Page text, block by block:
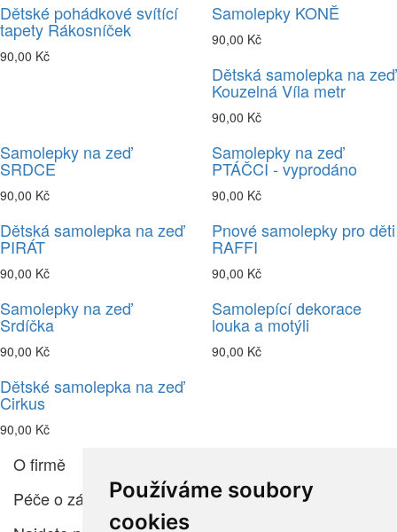
Používáme soubory
cookies
Dětské pohádkové svítící
tapety Rákosníček
90,00 Kč
Samolepky KONĚ
90,00 Kč
Dětská samolepka na zeď
Kouzelná Víla metr
90,00 Kč
Samolepky na zeď
SRDCE
90,00 Kč
Samolepky na zeď
PTÁČCI - vyprodáno
90,00 Kč
Dětská samolepka na zeď
PIRÁT
90,00 Kč
Pnové samolepky pro děti
RAFFI
90,00 Kč
Samolepky na zeď
Srdíčka
90,00 Kč
Samolepící dekorace
louka a motýli
90,00 Kč
Dětské samolepka na zeď
Cirkus
90,00 Kč
O firmě
Péče o zákazníka